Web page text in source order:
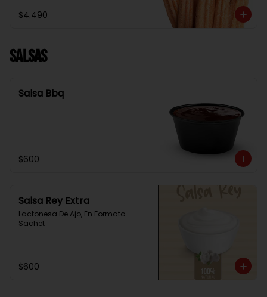
$4.490
Salsas
Salsa Bbq
$600
Salsa Rey Extra
Lactonesa De Ajo, En Formato
Sachet
$600